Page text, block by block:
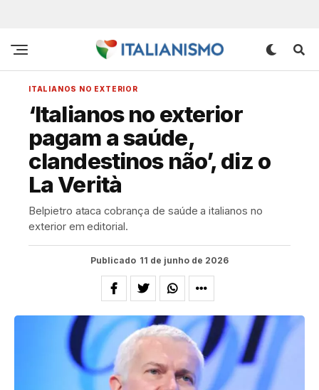
ITALIANOS NO EXTERIOR
‘Italianos no exterior
pagam a saúde,
clandestinos não’, diz o
La Verità
Belpietro ataca cobrança de saúde a italianos no
exterior em editorial.
Publicado 11 de junho de 2026